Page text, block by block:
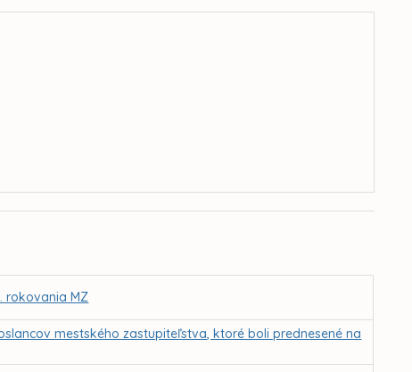
rokovania MZ
mestského zastupiteľstva, ktoré boli prednesené na